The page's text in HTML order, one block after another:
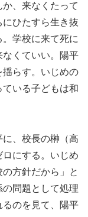
、来なくたって
ひたすら生き抜
学校に来て死に
くていい。陽平
らす。いじめの
いる子どもは和
、校長の榊（高
にする。いじめ
方針だから」と
問題として処理
るのを見て、陽平